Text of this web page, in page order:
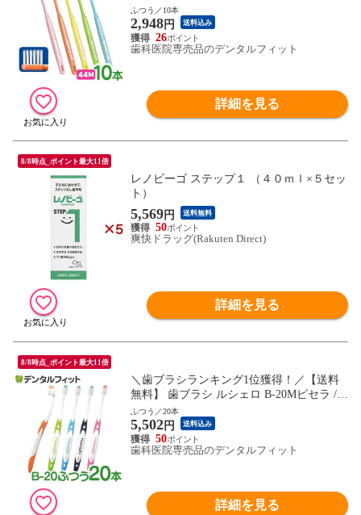
送料無料】(メール便2点まで)
ふつう／10本
2,948円 送料込み
26
歯科医院専売品のデンタルフィット
詳細を見る
8/8時点_ポイント最大11倍
レノビーゴ ステップ１ （４０ｍｌ×５セッ
ト）
5,569円 送料無料
50
爽快ドラッグ(Rakuten Direct)
詳細を見る
8/8時点_ポイント最大11倍
＼歯ブラシランキング1位獲得！／【送料
無料】 歯ブラシ ルシェロ B-20Mピセラ /
ふつう 20本入り
ふつう／20本
5,502円 送料込み
50
歯科医院専売品のデンタルフィット
詳細を見る